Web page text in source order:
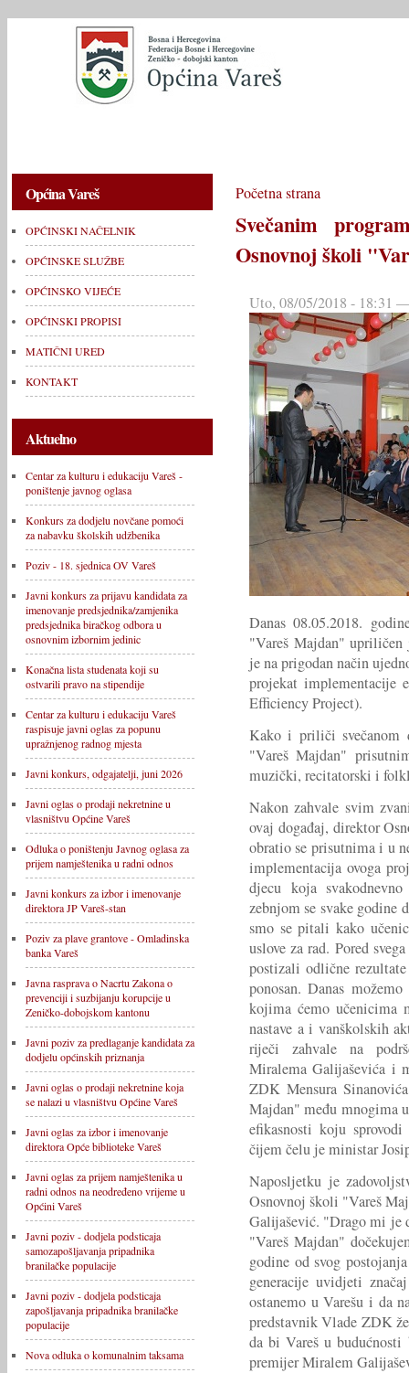
Općina Vareš
OPĆINSKI NAČELNIK
OPĆINSKE SLUŽBE
OPĆINSKO VIJEĆE
OPĆINSKI PROPISI
MATIČNI URED
KONTAKT
Aktuelno
Centar za kulturu i edukaciju Vareš -
poništenje javnog oglasa
Konkurs za dodjelu novčane pomoći
za nabavku školskih udžbenika
Poziv - 18. sjednica OV Vareš
Javni konkurs za prijavu kandidata za
imenovanje predsjednika/zamjenika
predsjednika biračkog odbora u
osnovnim izbornim jedinic
Konačna lista studenata koji su
ostvarili pravo na stipendije
Centar za kulturu i edukaciju Vareš
raspisuje javni oglas za popunu
upražnjenog radnog mjesta
Javni konkurs, odgajatelji, juni 2026
Javni oglas o prodaji nekretnine u
vlasništvu Općine Vareš
Odluka o poništenju Javnog oglasa za
prijem namještenika u radni odnos
Javni konkurs za izbor i imenovanje
direktora JP Vareš-stan
Poziv za plave grantove - Omladinska
banka Vareš
Javna rasprava o Nacrtu Zakona o
prevenciji i suzbijanju korupcije u
Zeničko-dobojskom kantonu
Javni poziv za predlaganje kandidata za
dodjelu općinskih priznanja
Javni oglas o prodaji nekretnine koja
se nalazi u vlasništvu Općine Vareš
Javni oglas za izbor i imenovanje
direktora Opće biblioteke Vareš
Javni oglas za prijem namještenika u
radni odnos na neodređeno vrijeme u
Općini Vareš
Javni poziv - dodjela podsticaja
samozapošljavanja pripadnika
branilačke populacije
Javni poziv - dodjela podsticaja
zapošljavanja pripadnika branilačke
populacije
Nova odluka o komunalnim taksama
Početna strana
Svečanim
Osnovnoj školi
Uto, 08/05/2018 - 18:31
Danas 08.05.2018.
"Vareš Majdan" upriličen
je na prigodan način
projekat implementacije
Efficiency Project).
Kako i priliči svečanom
"Vareš Majdan"
muzički, recitatorski i
Nakon zahvale svim
ovaj događaj, direktor
obratio se prisutnima i u
implementacija ovoga
djecu koja
zebnjom se svake godine
smo se pitali kako
uslove za rad. Pored
postizali odlične
ponosan. Danas
kojima ćemo učenicima
nastave a i vanškolskih
riječi zahvale na
Miralema Galijaševića i
ZDK Mensura
Majdan" među mnogima
efikasnosti koju
čijem čelu je ministar
Naposljetku je
Osnovnoj školi "Vareš
Galijašević. "Drago mi je
"Vareš Majdan"
godine od svog
generacije uvidjeti
ostanemo u Varešu i da
predstavnik Vlade ZDK
da bi Vareš u
premijer Miralem